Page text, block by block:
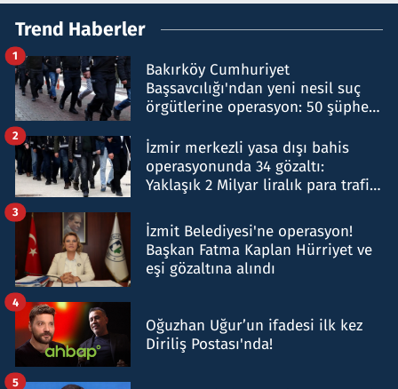
Trend Haberler
Bakırköy Cumhuriyet
Başsavcılığı'ndan yeni nesil suç
örgütlerine operasyon: 50 şüpheli
1
İzmir merkezli yasa dışı bahis
operasyonunda 34 gözaltı:
Yaklaşık 2 Milyar liralık para trafiği
2
İzmit Belediyesi'ne operasyon!
Başkan Fatma Kaplan Hürriyet ve
eşi gözaltına alındı
3
Oğuzhan Uğur’un ifadesi ilk kez
Diriliş Postası'nda!
4
5